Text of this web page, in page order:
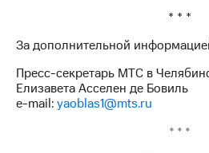
* * *
За дополнительной
Пресс-секретарь МТС в
Елизавета Асселен де Бовиль
e-mail:yaoblas1@mts.ru
* * *